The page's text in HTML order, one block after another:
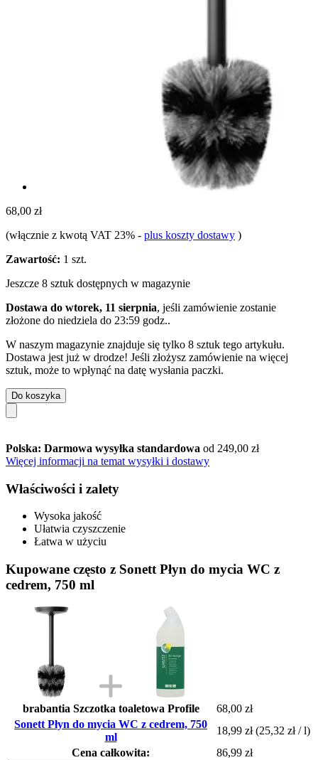
68,00 zł
(włącznie z kwotą VAT 23% - plus koszty dostawy )
Zawartość: 1 szt.
Jeszcze 8 sztuk dostępnych w magazynie
Dostawa do wtorek, 11 sierpnia, jeśli zamówienie zostanie
złożone do niedziela do 23:59 godz..
W naszym magazynie znajduje się tylko 8 sztuk tego artykułu.
Dostawa jest już w drodze! Jeśli złożysz zamówienie na więcej
sztuk, może to wpłynąć na datę wysłania paczki.
Do koszyka
Polska: Darmowa wysyłka standardowa od 249,00 zł
Więcej informacji na temat wysyłki i dostawy
Właściwości i zalety
Wysoka jakość
Ułatwia czyszczenie
Łatwa w użyciu
Kupowane często z Sonett Płyn do mycia WC z
cedrem, 750 ml
brabantia Szczotka toaletowa Profile
68,00 zł
Sonett Płyn do mycia WC z cedrem, 750
ml
18,99 zł (25,32 zł / l)
Cena całkowita:
86,99 zł